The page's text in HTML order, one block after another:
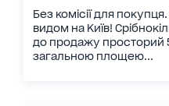
Без комісії для
видом на Київ!
до продажу просторий
загальною площею...